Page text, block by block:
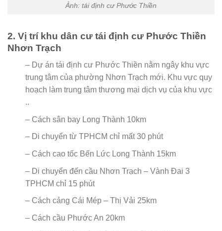
Ảnh: tái định cư Phước Thiền
2. Vị trí khu dân cư tái định cư Phước Thiền
Nhơn Trạch
– Dự án tái định cư Phước Thiền nằm ngây khu vực
trung tâm của phường Nhơn Trạch mới. Khu vực quy
hoạch làm trung tâm thương mại dịch vụ của khu vực
..
– Cách sân bay Long Thành 10km
– Di chuyển từ TPHCM chỉ mất 30 phút
– Cách cao tốc Bến Lức Long Thành 15km
– Di chuyển đến cầu Nhơn Trạch – Vành Đai 3
TPHCM chỉ 15 phút
– Cách cảng Cái Mép – Thị Vải 25km
– Cách cầu Phước An 20km